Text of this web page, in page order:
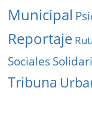
Municipal
Reportaje
Sociales
Tribuna